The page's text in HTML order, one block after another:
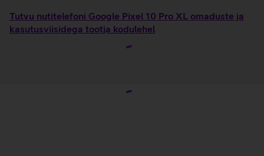
Tutvu nutitelefoni Google Pixel 10 Pro XL omaduste ja
kasutusviisidega tootja kodulehel